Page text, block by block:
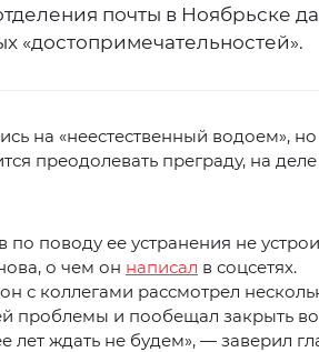
почты в Ноябрьске
«достопримечательностей».
на «неестественный водоем», но
преодолевать преграду, на
поводу ее устранения не
о чем он написал в соцсетях.
с коллегами рассмотрел
проблемы и пообещал закрыть
лет ждать не будем», — заверил